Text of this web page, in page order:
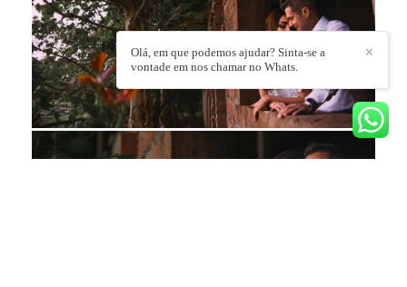
✕
Olá, em que podemos ajudar? Sinta-se a
vontade em nos chamar no Whats.